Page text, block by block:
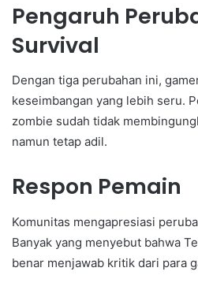
Pengaruh
Survival
Dengan tiga perubahan ini,
keseimbangan yang lebih seru.
zombie sudah tidak
namun tetap adil.
Respon Pemain
Komunitas mengapresiasi
Banyak yang menyebut bahwa
benar menjawab kritik dari para